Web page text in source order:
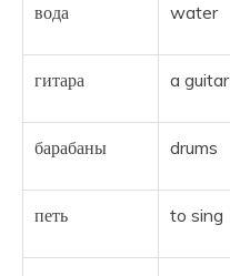
вода water
гитара a guitar
барабаны drums
петь to sing